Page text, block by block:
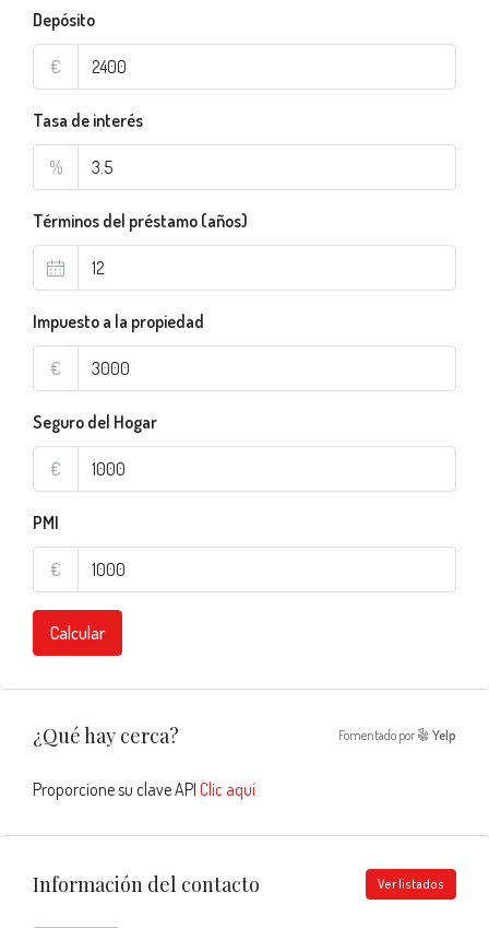
Depósito
€
Tasa de interés
%
Términos del préstamo (años)
Impuesto a la propiedad
€
Seguro del Hogar
€
PMI
€
Calcular
¿Qué hay cerca? Fomentado por Yelp
Proporcione su clave API Clic aquí
Información del contacto Ver listados